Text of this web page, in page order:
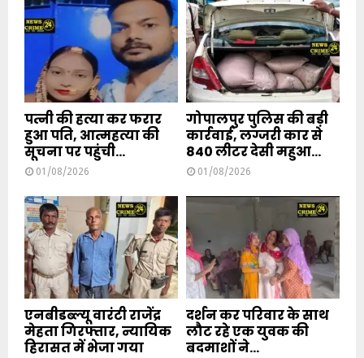
पत्नी की हत्या कर फरार
हुआ पति, आत्महत्या की
सूचना पर पहुंची...
01/08/2026
गोपालपुर पुलिस की बड़ी
कार्रवाई, लग्जरी कार से
840 लीटर देसी महुआ...
01/08/2026
एनबीडब्ल्यू वारंटी राजेंद्र
मेहता गिरफ्तार, न्यायिक
हिरासत में भेजा गया
दर्शन कर परिवार के साथ
लौट रहे एक युवक की
बदमाशों ने...